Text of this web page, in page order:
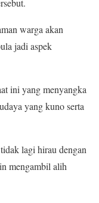
warga akan
jadi aspek
ini yang menyangka
yang kuno serta
lagi hirau dengan
mengambil alih